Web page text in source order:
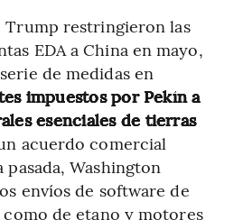
Trump restringieron las
EDA a China en mayo,
de medidas en
impuestos por Pekín a
esenciales de tierras
acuerdo comercial
Washington
envíos de software de
de etano y motores